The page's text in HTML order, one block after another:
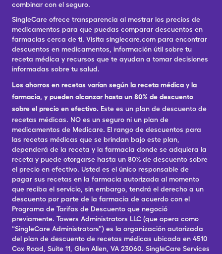
combinar con el seguro.
SingleCare ofrece transparencia al mostrar los precios de
medicamentos para que puedas comparar descuentos en
farmacias cerca de ti. Visita singlecare.com para encontrar
descuentos en medicamentos, información útil sobre tu
receta médica y recursos que te ayudan a tomar decisiones
informadas sobre tu salud.
Los ahorros en recetas varían según la receta médica y la
farmacia, y pueden alcanzar hasta un 80% de descuento
sobre el precio en efectivo. Este es un plan de descuento de
recetas médicas. NO es un seguro ni un plan de
medicamentos de Medicare. El rango de descuentos para
las recetas médicas que se brindan bajo este plan,
dependerá de la receta y la farmacia donde se adquiera la
receta y puede otorgarse hasta un 80% de descuento sobre
el precio en efectivo. Usted es el único responsable de
pagar sus recetas en la farmacia autorizada al momento
que reciba el servicio, sin embargo, tendrá el derecho a un
descuento por parte de la farmacia de acuerdo con el
Programa de Tarifas de Descuento que negoció
previamente. Towers Administrators LLC (que opera como
“SingleCare Administrators”) es la organización autorizada
del plan de descuento de recetas médicas ubicada en 4510
Cox Road, Suite 11, Glen Allen, VA 23060. SingleCare Services